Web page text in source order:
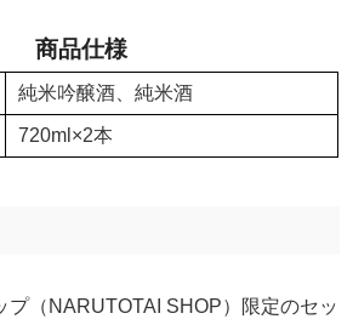
商品仕様
純米吟醸酒、純米酒
720ml×2本
プ（NARUTOTAI SHOP）限定のセッ